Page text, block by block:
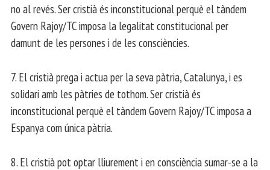
no al revés. Ser cristià és inconstitucional perquè el tàndem
Govern Rajoy/TC imposa la legalitat constitucional per
damunt de les persones i de les consciències.
7. El cristià prega i actua per la seva pàtria, Catalunya, i es
solidari amb les pàtries de tothom. Ser cristià és
inconstitucional perquè el tàndem Govern Rajoy/TC imposa a
Espanya com única pàtria.
8. El cristià pot optar lliurement i en consciència sumar-se a la